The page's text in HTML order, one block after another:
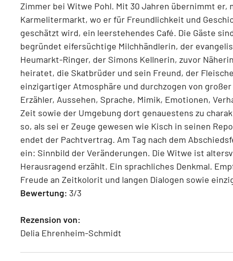
Zimmer bei Witwe Pohl. Mit 30 Jahren übernimmt er,
Karmelitermarkt, wo er für Freundlichkeit und
geschätzt wird, ein leerstehendes Café. Die Gäste
begründet eifersüchtige Milchhändlerin, der
Heumarkt-Ringer, der Simons Kellnerin, zuvor
heiratet, die Skatbrüder und sein Freund, der
einzigartiger Atmosphäre und durchzogen von
Erzähler, Aussehen, Sprache, Mimik, Emotionen,
Zeit sowie der Umgebung dort genauestens zu
so, als sei er Zeuge gewesen wie Kisch in seinen
endet der Pachtvertrag. Am Tag nach dem
ein: Sinnbild der Veränderungen. Die Witwe ist
Herausragend erzählt. Ein sprachliches Denkmal.
Freude an Zeitkolorit und langen Dialogen sowie
Bewertung: 3/3
Rezension von:
Delia Ehrenheim-Schmidt